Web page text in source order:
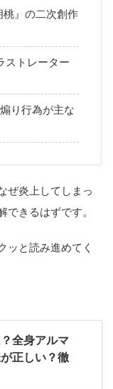
』の二次創作
ストレーター
り行為が主な
ぜ炎上してしまっ
きるはずです。
ッと読み進めてく
全身アルマ
正しい？徹